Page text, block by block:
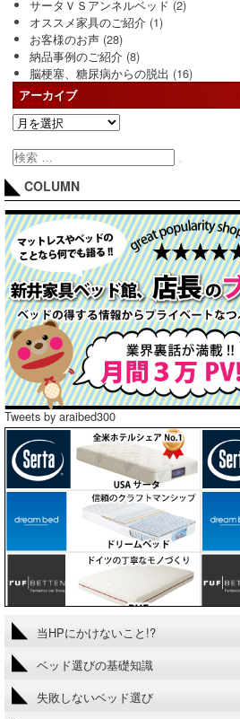
サータＶＳアンネルベッド (2)
オススメ家具のご紹介 (1)
お客様のお声 (28)
納品事例のご紹介 (8)
脳梗塞、糖尿病からの脱出 (16)
アーカイブ
COLUMN
Tweets by araibed300
当HPにかけないこと!?
ベッド選びの基礎知識
失敗しないベッド選び